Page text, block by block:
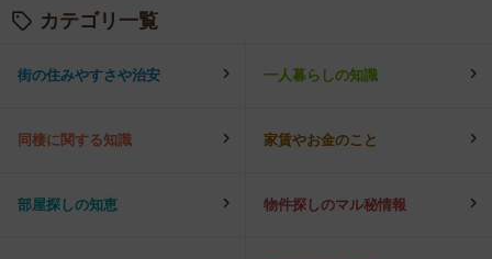
カテゴリ一覧
街の住みやすさや治安 一人暮らしの知識
同棲に関する知識 家賃やお金のこと
部屋探しの知恵 物件探しのマル秘情報